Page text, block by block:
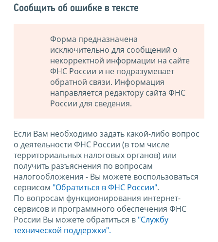
Сообщить об ошибке в тексте
Форма предназначена
исключительно для сообщений о
некорректной информации на сайте
ФНС России и не подразумевает
обратной связи. Информация
направляется редактору сайта ФНС
России для сведения.
Если Вам необходимо задать какой-либо вопрос
о деятельности ФНС России (в том числе
территориальных налоговых органов) или
получить разъяснения по вопросам
налогообложения - Вы можете воспользоваться
сервисом "Обратиться в ФНС России".
По вопросам функционирования интернет-
сервисов и программного обеспечения ФНС
России Вы можете обратиться в "Службу
технической поддержки".